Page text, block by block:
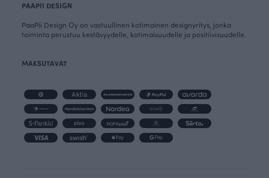
PAAPII DESIGN
PaaPii Design Oy on vastuullinen kotimainen designyritys, jonka
toiminta perustuu kestävyydelle, kotimaisuudelle ja positiivisuudelle.
MAKSUTAVAT